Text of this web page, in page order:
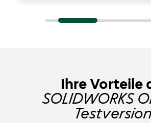
Ihre Vorteile
SOLIDWORKS